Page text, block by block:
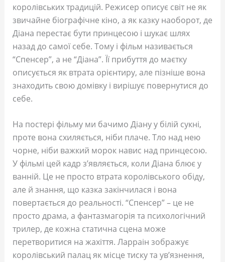
королівських традицій. Режисер описує світ не як
звичайне біографічне кіно, а як казку наоборот, де
Діана перестає бути принцесою і шукає шлях
назад до самої себе. Тому і фільм називається
“Спенсер”, а не “Діана”. Її прибуття до маєтку
описується як втрата орієнтиру, але пізніше вона
знаходить свою домівку і вирішує повернутися до
себе.
На постері фільму ми бачимо Діану у білій сукні,
проте вона схиляється, ніби плаче. Тло над нею
чорне, ніби важкий морок навис над принцесою.
У фільмі цей кадр з’являється, коли Діана блює у
ванній. Це не просто втрата королівського обіду,
але й знання, що казка закінчилася і вона
повертається до реальності. “Спенсер” – це не
просто драма, а фантазмагорія та психологічний
трилер, де кожна статична сцена може
перетворитися на жахіття. Ларраін зображує
королівський палац як місце тиску та ув’язнення,